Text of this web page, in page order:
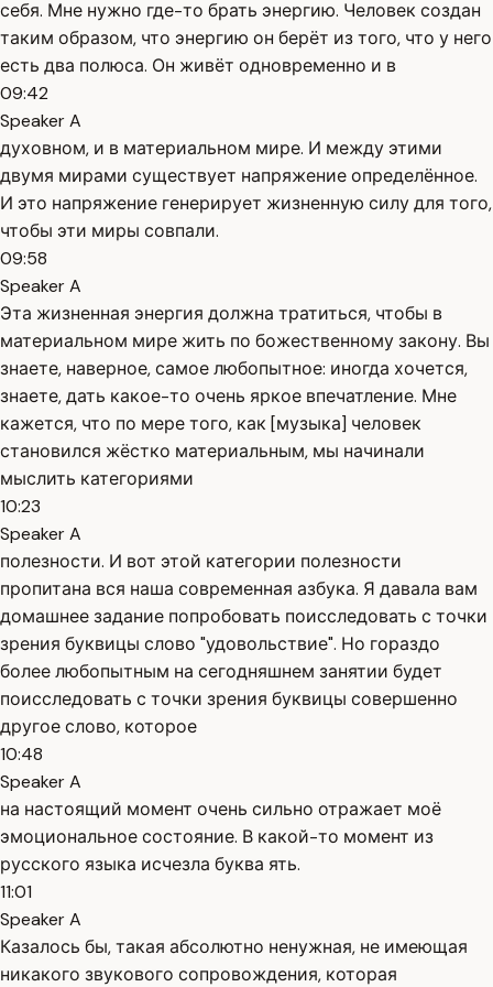
себя. Мне нужно где-то брать энергию. Человек создан
таким образом, что энергию он берёт из того, что у него
есть два полюса. Он живёт одновременно и в
09:42
Speaker A
духовном, и в материальном мире. И между этими
двумя мирами существует напряжение определённое.
И это напряжение генерирует жизненную силу для того,
чтобы эти миры совпали.
09:58
Speaker A
Эта жизненная энергия должна тратиться, чтобы в
материальном мире жить по божественному закону. Вы
знаете, наверное, самое любопытное: иногда хочется,
знаете, дать какое-то очень яркое впечатление. Мне
кажется, что по мере того, как [музыка] человек
становился жёстко материальным, мы начинали
мыслить категориями
10:23
Speaker A
полезности. И вот этой категории полезности
пропитана вся наша современная азбука. Я давала вам
домашнее задание попробовать поисследовать с точки
зрения буквицы слово "удовольствие". Но гораздо
более любопытным на сегодняшнем занятии будет
поисследовать с точки зрения буквицы совершенно
другое слово, которое
10:48
Speaker A
на настоящий момент очень сильно отражает моё
эмоциональное состояние. В какой-то момент из
русского языка исчезла буква ять.
11:01
Speaker A
Казалось бы, такая абсолютно ненужная, не имеющая
никакого звукового сопровождения, которая